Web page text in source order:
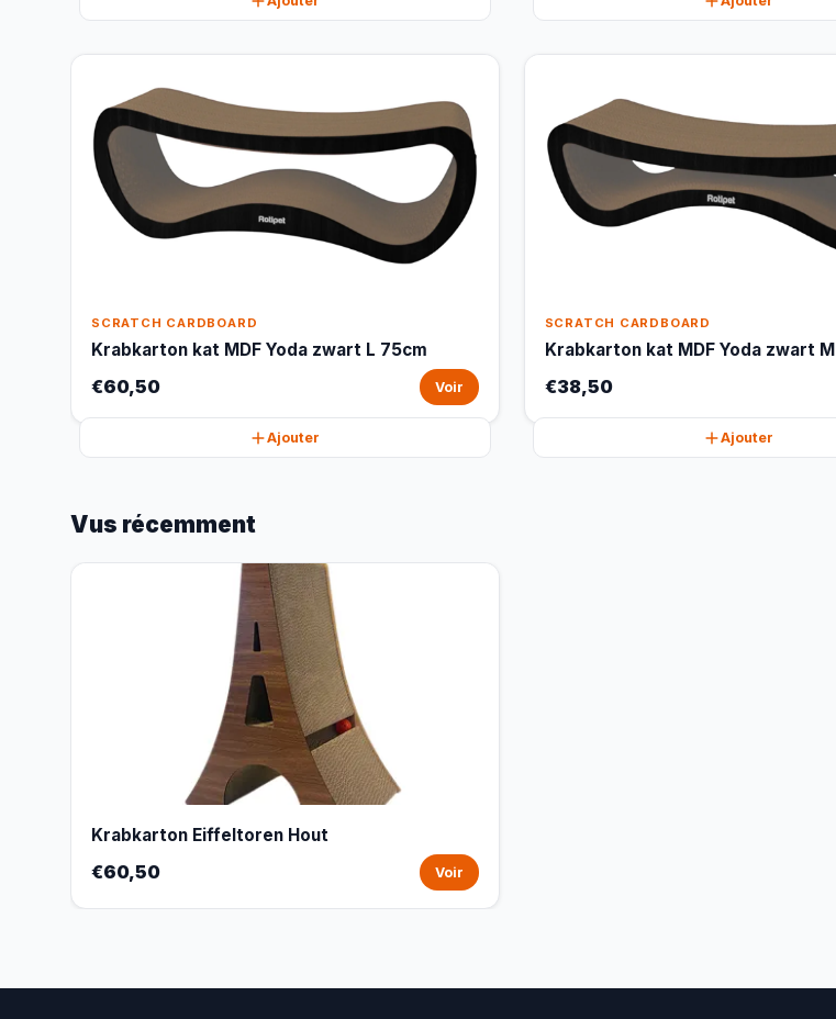
SCRATCH CARDBOARD
Krabkarton kat MDF Yoda zwart L 75cm
€60,50 Voir
Ajouter
SCRATCH CARDBOARD
Krabkarton kat MDF Yoda zwart M
€38,50
Ajouter
Vus récemment
Krabkarton Eiffeltoren Hout
€60,50 Voir